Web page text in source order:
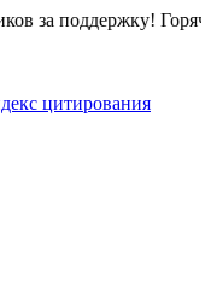
за поддержку!Горячая